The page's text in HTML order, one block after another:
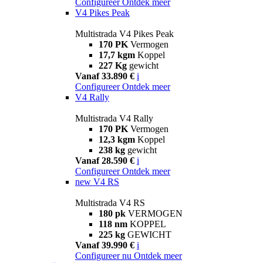
V4 Pikes Peak
Multistrada V4 Pikes Peak
170 PK Vermogen
17,7 kgm Koppel
227 Kg gewicht
Vanaf 33.890 € i
Configureer Ontdek meer
V4 Rally
Multistrada V4 Rally
170 PK Vermogen
12,3 kgm Koppel
238 kg gewicht
Vanaf 28.590 € i
Configureer Ontdek meer
new V4 RS
Multistrada V4 RS
180 pk VERMOGEN
118 nm KOPPEL
225 kg GEWICHT
Vanaf 39.990 € i
Configureer nu Ontdek meer